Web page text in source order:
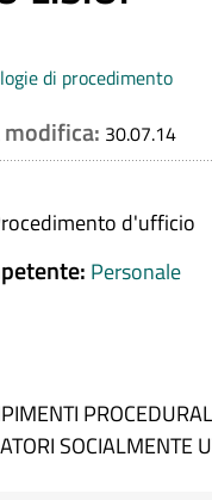
di procedimento
30.07.14
d'ufficio
Personale
SOCIALMENTE